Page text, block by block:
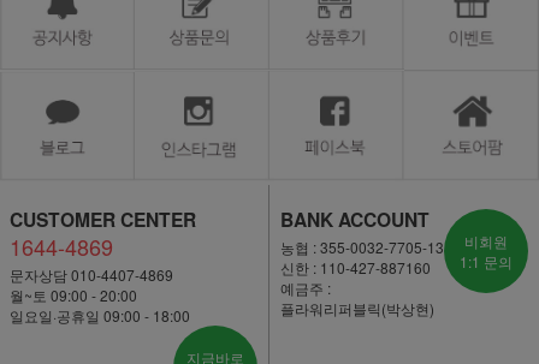
CUSTOMER CENTER
1644-4869
문자상담 010-4407-4869
월~토 09:00 - 20:00
일요일·공휴일 09:00 - 18:00
지금바로
BANK ACCOUNT
농협 : 355-0032-7705-13
신한 : 110-427-887160
예금주 :
플라워리퍼블릭(박상현)
비회원
1:1 문의